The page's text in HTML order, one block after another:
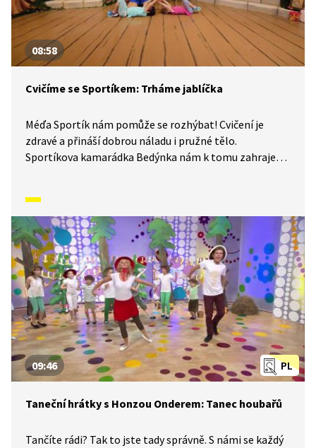
08:58
Cvičíme se Sportíkem: Trháme jablíčka
Méďa Sportík nám pomůže se rozhýbat! Cvičení je
zdravé a přináší dobrou náladu i pružné tělo.
Sportíkova kamarádka Bedýnka nám k tomu zahraje
aby vám u toho nedošel dech. V dnešním díle vám
Sportík ukáže, jak si procvičit tělo, abychom byli
ohební třeba na trhání jablek.
PL
09:46
Taneční hrátky s Honzou Onderem: Tanec houbařů
Tančíte rádi? Tak to jste tady správně. S námi se každý